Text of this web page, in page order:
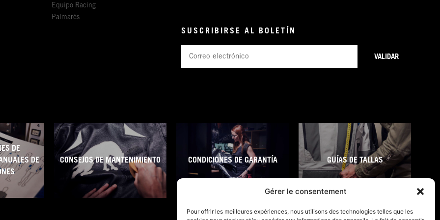
Gérer le consentement
Pour offrir les meilleures expériences, nous utilisons des technologies telles que les
Equipo Racing
Palmarès
SUSCRIBIRSE AL BOLETÍN
VALIDAR
DE
DE
CONSEJOS DE MANTENIMIENTO CONDICIONES DE GARANTÍA GUÍAS DE TALLAS